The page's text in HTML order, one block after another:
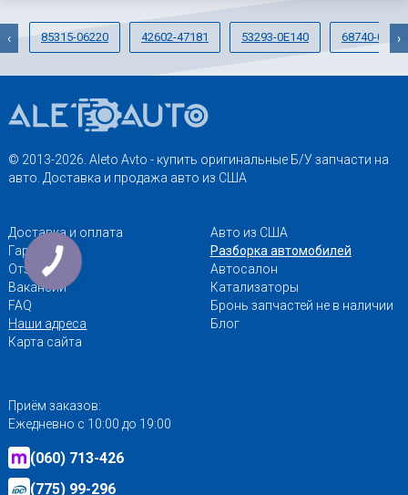
85315-06220 42602-47181 53293-0E140 68740-02080
‹ ›
© 2013-2026. Aleto Avto - купить оригинальные Б/У запчасти на
авто. Доставка и продажа авто из США
Доставка и оплата
Гарантии
Отзывы
Вакансии
FAQ
Наши адреса
Карта сайта
Авто из США
Разборка автомобилей
Автосалон
Катализаторы
Бронь запчастей не в наличии
Блог
Приём заказов:
Ежедневно с 10:00 до 19:00
(060) 713-426
(775) 99-296